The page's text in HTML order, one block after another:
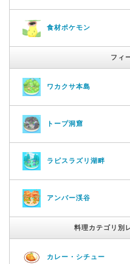
食材ポケモン
フィ
ワカクサ本島
トープ洞窟
ラピスラズリ湖畔
アンバー渓谷
料理カテゴリ別
カレー・シチュー